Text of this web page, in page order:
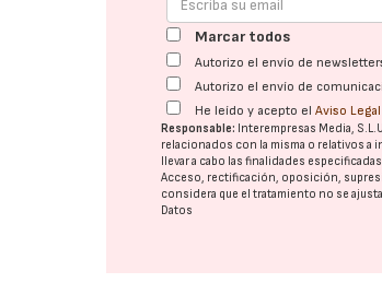
Marcar todos
Autorizo el envío de
Autorizo el envío de
He leído y acepto elAviso Legal
Responsable: Interempresas Media,
relacionados con la misma o relativos a
llevar a cabo las finalidades especificadas
Acceso, rectificación, oposición,
considera que el tratamiento no se
Datos